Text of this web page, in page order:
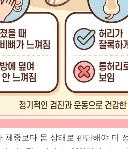
체중보다 몸 상태로 판단해야 더